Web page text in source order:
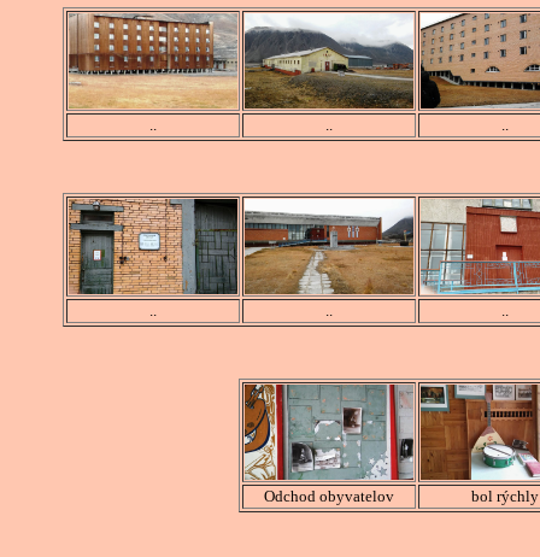
.. .. ..
.. .. ..
Odchod obyvatelov bol rýchly